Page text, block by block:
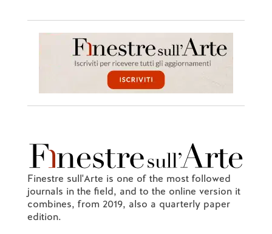
Finestre sull'Arte is one of the most followed
journals in the field, and to the online version it
combines, from 2019, also a quarterly paper
edition.